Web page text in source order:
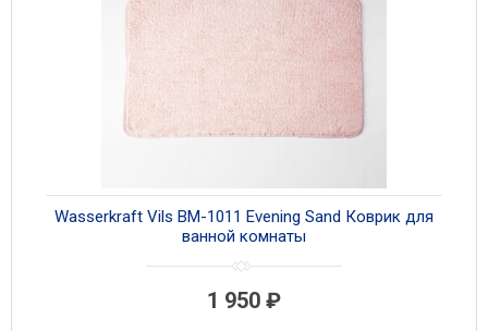
Wasserkraft Vils BM-1011 Evening Sand Коврик для
ванной комнаты
1 950 ₽